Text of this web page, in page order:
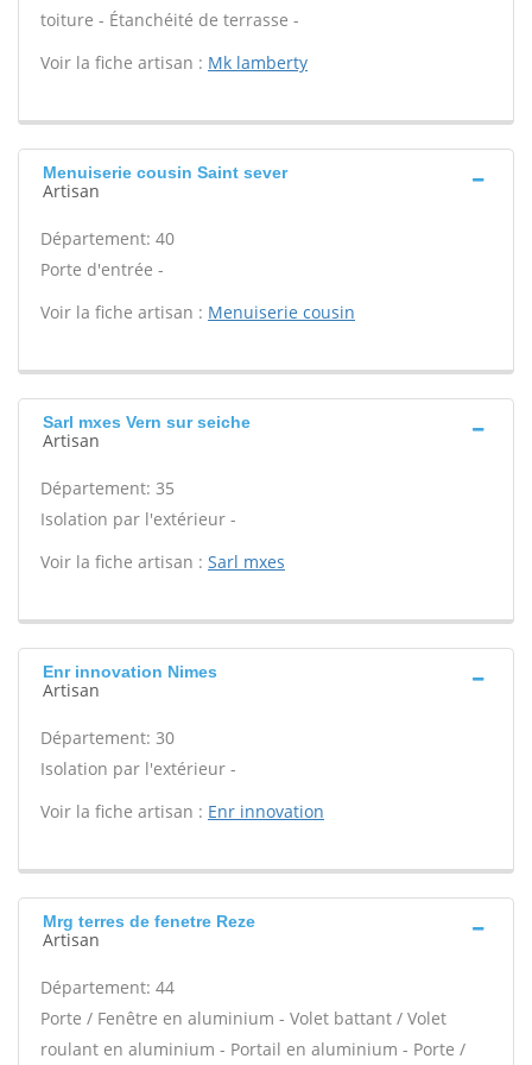
toiture - Étanchéité de terrasse -
Voir la fiche artisan : Mk lamberty
Menuiserie cousin Saint sever
Artisan
Département: 40
Porte d'entrée -
Voir la fiche artisan : Menuiserie cousin
Sarl mxes Vern sur seiche
Artisan
Département: 35
Isolation par l'extérieur -
Voir la fiche artisan : Sarl mxes
Enr innovation Nimes
Artisan
Département: 30
Isolation par l'extérieur -
Voir la fiche artisan : Enr innovation
Mrg terres de fenetre Reze
Artisan
Département: 44
Porte / Fenêtre en aluminium - Volet battant / Volet
roulant en aluminium - Portail en aluminium - Porte /